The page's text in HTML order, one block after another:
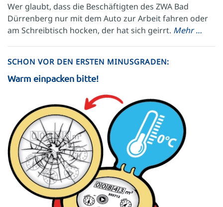
Wer glaubt, dass die Beschäftigten des ZWA Bad
Dürrenberg nur mit dem Auto zur Arbeit fahren oder
am Schreibtisch hocken, der hat sich geirrt. Mehr …
SCHON VOR DEN ERSTEN MINUSGRADEN:
Warm einpacken bitte!